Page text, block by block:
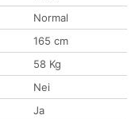
Normal
165 cm
58 Kg
Nei
Ja